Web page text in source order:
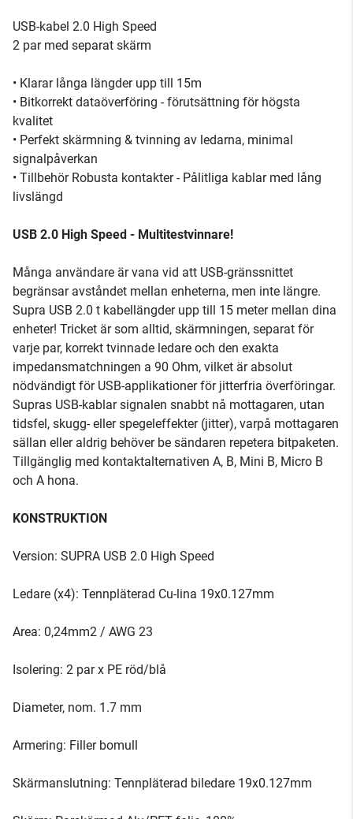
USB-kabel 2.0 High Speed
2 par med separat skärm
• Klarar långa längder upp till 15m
• Bitkorrekt dataöverföring - förutsättning för högsta
kvalitet
• Perfekt skärmning & tvinning av ledarna, minimal
signalpåverkan
• Tillbehör Robusta kontakter - Pålitliga kablar med lång
livslängd
USB 2.0 High Speed - Multitestvinnare!
Många användare är vana vid att USB-gränssnittet
begränsar avståndet mellan enheterna, men inte längre.
Supra USB 2.0 t kabellängder upp till 15 meter mellan dina
enheter! Tricket är som alltid, skärmningen, separat för
varje par, korrekt tvinnade ledare och den exakta
impedansmatchningen a 90 Ohm, vilket är absolut
nödvändigt för USB-applikationer för jitterfria överföringar.
Supras USB-kablar signalen snabbt nå mottagaren, utan
tidsfel, skugg- eller spegeleffekter (jitter), varpå mottagaren
sällan eller aldrig behöver be sändaren repetera bitpaketen.
Tillgänglig med kontaktalternativen A, B, Mini B, Micro B
och A hona.
KONSTRUKTION
Version: SUPRA USB 2.0 High Speed
Ledare (x4): Tennpläterad Cu-lina 19x0.127mm
Area: 0,24mm2 / AWG 23
Isolering: 2 par x PE röd/blå
Diameter, nom. 1.7 mm
Armering: Filler bomull
Skärmanslutning: Tennpläterad biledare 19x0.127mm